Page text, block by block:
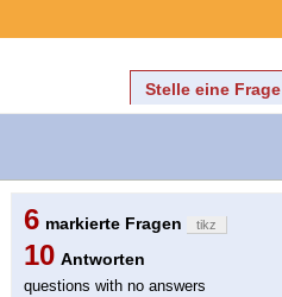
Stelle eine Frage
6 markierte Fragen tikz
10 Antworten
questions with no answers